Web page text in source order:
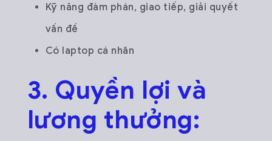
Kỹ năng đàm phán, giao tiếp, giải quyết
vấn đề
Có laptop cá nhân
3. Quyền lợi và
lương thưởng: